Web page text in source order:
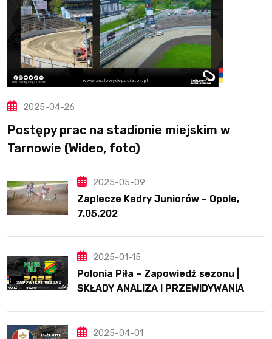
2025-04-26
Postępy prac na stadionie miejskim w
Tarnowie (Wideo, foto)
2025-05-09
Zaplecze Kadry Juniorów – Opole,
7.05.202
2025-01-15
Polonia Piła – Zapowiedź sezonu |
SKŁADY ANALIZA I PRZEWIDYWANIA
2025-04-01